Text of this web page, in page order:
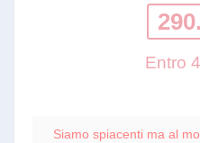
Entro
Siamo spiacenti ma al